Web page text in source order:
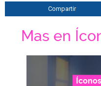
Compartir
Mas en